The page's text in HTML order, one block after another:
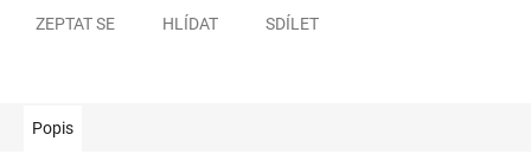
ZEPTAT SE HLÍDAT SDÍLET
Popis